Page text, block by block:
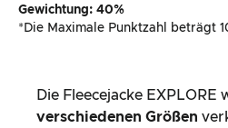
Gewichtung: 40%
*Die Maximale Punktzahl beträgt
Die Fleecejacke EXPLORE
verschiedenen Größen